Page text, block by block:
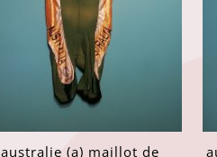
australie (a) maillot de